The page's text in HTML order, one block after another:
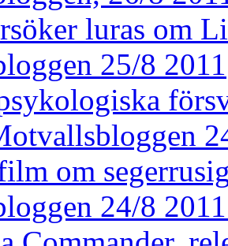
luras om
25/8 2011
om
24/8